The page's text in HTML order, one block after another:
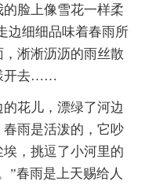
脸上像雪花一样柔
边细细品味着春雨所
淅淅沥沥的雨丝散
开去……
花儿，漂绿了河边
雨是活泼的，它吵
，挑逗了小河里的
”春雨是上天赐给人